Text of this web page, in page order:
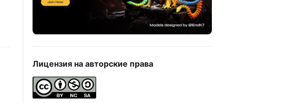
Лицензия на авторские права